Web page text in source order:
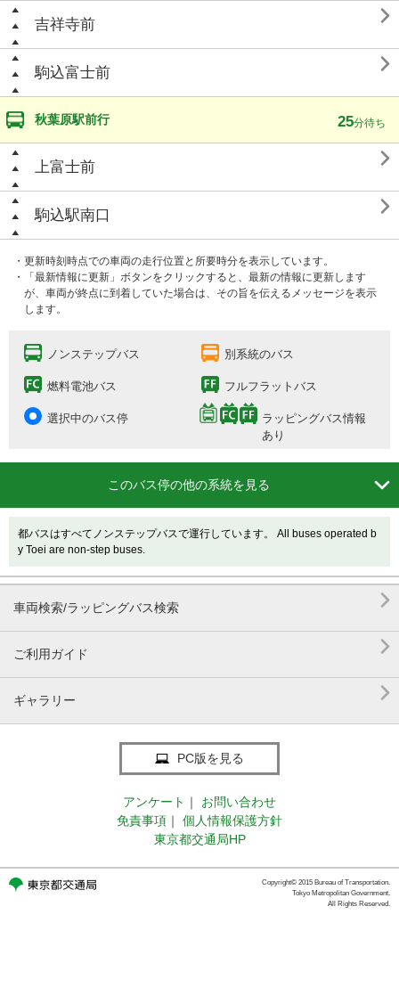
吉祥寺前 
駒込富士前 
秋葉原駅前行 25分待ち
上富士前 
駒込駅南口 
・更新時刻時点での車両の走行位置と所要時分を表示しています。
・「最新情報に更新」ボタンをクリックすると、最新の情報に更新します
が、車両が終点に到着していた場合は、その旨を伝えるメッセージを表示
します。
ノンステップバス 別系統のバス
燃料電池バス フルフラットバス
選択中のバス停
ラッピングバス情報
あり
このバス停の他の系統を見る 
都バスはすべてノンステップバスで運行しています。 All buses operated b
y Toei are non-step buses.
車両検索/ラッピングバス検索 
ご利用ガイド 
ギャラリー 
PC版を見る
アンケート ｜
お問い合わせ
免責事項 ｜
個人情報保護方針
東京都交通局HP
Copyright© 2015 Bureau of Transportation.
Tokyo Metropolitan Government.
All Rights Reserved.